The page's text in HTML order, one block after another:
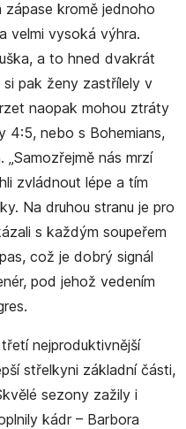
kromě jednoho
velmi vysoká výhra.
a to hned dvakrát
pak ženy zastřílely v
naopak mohou ztráty
4:5, nebo s Bohemians,
nás mrzí
zvládnout lépe a tím
Na druhou stranu je pro
s každým soupeřem
což je dobrý signál
pod jehož vedením
nejproduktivnější
střelkyni základní části,
sezony zažily i
kádr – Barbora